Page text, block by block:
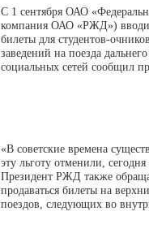
С 1 сентября ОАО
компания ОАО «РЖД»)
билеты для студентов-
заведений на поезда
социальных сетей сообщил
«В советские времена
эту льготу отменили,
Президент РЖД также
продаваться билеты на
поездов, следующих во